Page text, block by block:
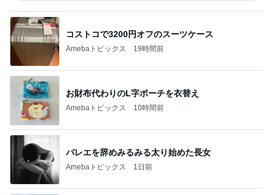
コストコで3200円オフのスーツケース
Amebaトピックス 19時間前
お財布代わりのL字ポーチを衣替え
Amebaトピックス 10時間前
バレエを辞めみるみる太り始めた長女
Amebaトピックス 1日前